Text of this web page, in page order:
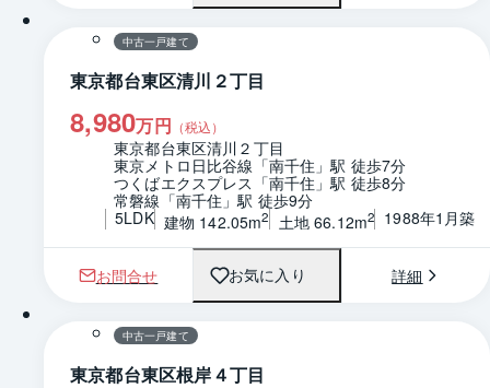
中古一戸建て
東京都台東区清川２丁目
8,980万円 （税込）
東京都台東区清川２丁目
東京メトロ日比谷線「南千住」駅 徒歩7分
つくばエクスプレス「南千住」駅 徒歩8分
常磐線「南千住」駅 徒歩9分
5LDK 建物 142.05m2 土地 66.12m2 1988年1月築
お問合せ お気に入り 詳細
1 / 0 間取り
中古一戸建て
東京都台東区根岸４丁目